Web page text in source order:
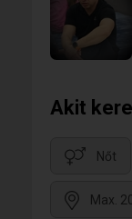
Akit
Nőt
Max.